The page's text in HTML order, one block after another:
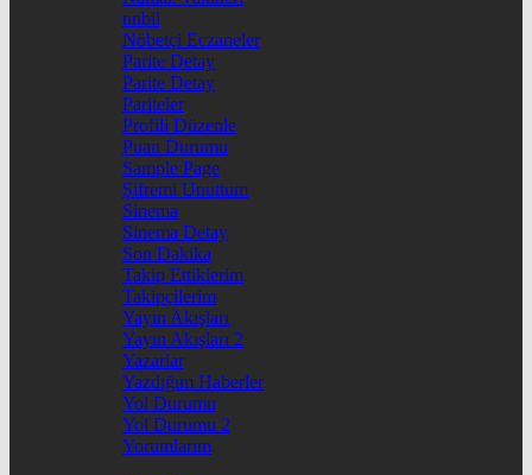
nnbil
Nöbetçi Eczaneler
Parite Detay
Parite Detay
Pariteler
Profili Düzenle
Puan Durumu
Sample Page
Şifremi Unuttum
Sinema
Sinema Detay
Son Dakika
Takip Ettiklerim
Takipçilerim
Yayın Akışları
Yayın Akışları 2
Yazarlar
Yazdığım Haberler
Yol Durumu
Yol Durumu 2
Yorumlarım